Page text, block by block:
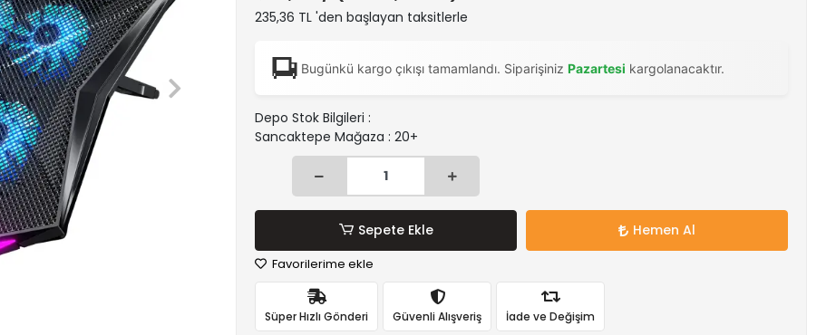
235,36 TL 'den başlayan taksitlerle
Bugünkü kargo çıkışı tamamlandı. Siparişiniz Pazartesi kargolanacaktır.
Depo Stok Bilgileri :
Sancaktepe Mağaza : 20+
Sepete Ekle Hemen Al
Favorilerime ekle
Süper Hızlı Gönderi Güvenli Alışveriş İade ve Değişim